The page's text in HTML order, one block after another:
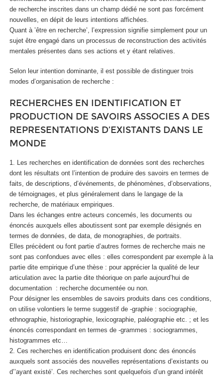
de recherche inscrites dans un champ dédié ne sont pas forcément
nouvelles, en dépit de leurs intentions affichées.
Quant à ’être en recherche’, l’expression signifie simplement pour un
sujet être engagé dans un processus de reconstruction des activités
mentales présentes dans ses actions et y étant relatives.
Selon leur intention dominante, il est possible de distinguer trois
modes d’organisation de recherche :
RECHERCHES EN IDENTIFICATION ET
PRODUCTION DE SAVOIRS ASSOCIES A DES
REPRESENTATIONS D’EXISTANTS DANS LE
MONDE
1. Les recherches en identification de données sont des recherches
dont les résultats ont l’intention de produire des savoirs en termes de
faits, de descriptions, d’événements, de phénomènes, d’observations,
de témoignages, et plus généralement dans le langage de la
recherche, de matériaux empiriques.
Dans les échanges entre acteurs concernés, les documents ou
énoncés auxquels elles aboutissent sont par exemple désignés en
termes de données, de data, de monographies, de portraits.
Elles précèdent ou font partie d’autres formes de recherche mais ne
sont pas confondues avec elles : elles correspondent par exemple à la
partie dite empirique d’une thèse : pour apprécier la qualité de leur
articulation avec la partie dite théorique on parle aujourd’hui de
documentation : recherche documentée ou non.
Pour désigner les ensembles de savoirs produits dans ces conditions,
on utilise volontiers le terme suggestif de -graphie : sociographie,
ethnographie, historiographie, lexicographie, paléographie etc. ; et les
énoncés correspondant en termes de -grammes : sociogrammes,
histogrammes etc…
2. Ces recherches en identification produisent donc des énoncés
auxquels sont associés des nouvelles représentations d’existants ou
d’’ayant existé’. Ces recherches sont quelquefois d’un grand intérêt